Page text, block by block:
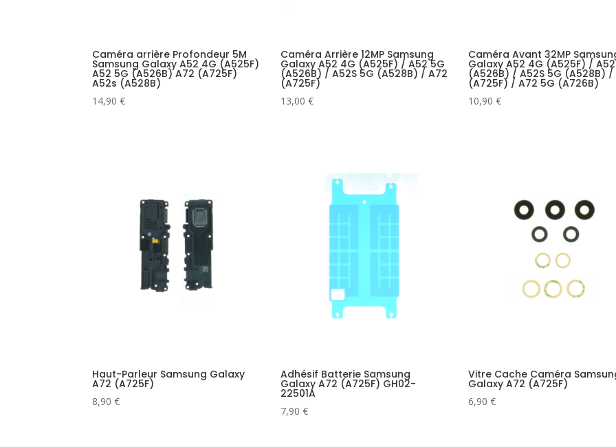
Caméra arrière Profondeur 5M
Samsung Galaxy A52 4G (A525F)
A52 5G (A526B) A72 (A725F)
A52s (A528B)
14,90€
Caméra Arrière 12MP Samsung
Galaxy A52 4G (A525F) / A52 5G
(A526B) / A52S 5G (A528B) / A72
(A725F)
13,00 €
Caméra Avant 32MP
Galaxy A52 4G (A525F) /
(A526B) / A52S 5G (A528B) /
(A725F) / A72 5G (A726B)
10,90€
Haut-Parleur Samsung Galaxy
A72 (A725F)
8,90€
Adhésif Batterie Samsung
Galaxy A72 (A725F) GH02-
22501A
7,90 €
Vitre Cache Caméra
Galaxy A72 (A725F)
6,90€